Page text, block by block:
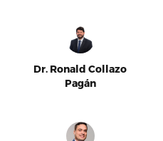
Dr. Ronald Collazo
Pagán